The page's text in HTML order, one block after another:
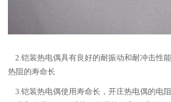
2.铠装热电偶具有良好的耐振动和耐冲击性
热阻的寿命长
3.铠装热电偶使用寿命长，开庄热电偶的电